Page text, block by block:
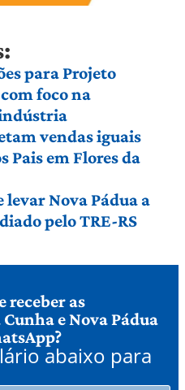
para Projeto
foco na
vendas iguais
Pais em Flores da
levar Nova Pádua a
pelo TRE-RS
receber as
e Nova Pádua
abaixo para